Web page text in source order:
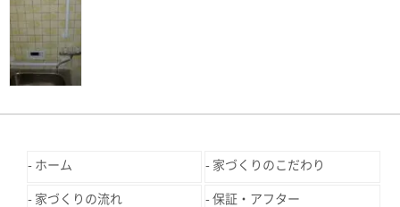
ホーム 家づくりのこだわり
家づくりの流れ 保証・アフター